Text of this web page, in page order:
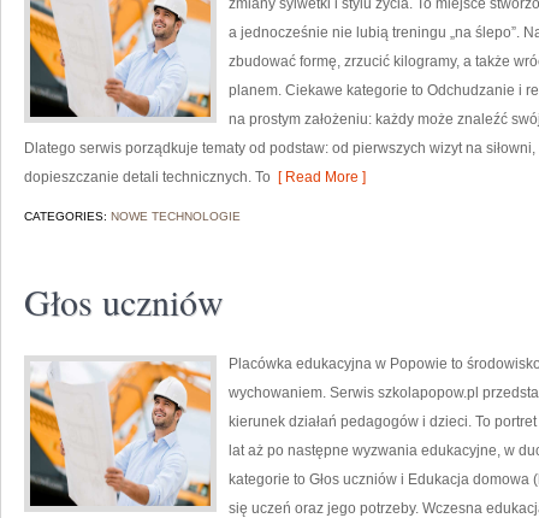
zmiany sylwetki i stylu życia. To miejsce
a jednocześnie nie lubią treningu „na ślepo”.
zbudować formę, zrzucić kilogramy, a także
planem. Ciekawe kategorie to Odchudzanie i
na prostym założeniu: każdy może znaleźć
Dlatego serwis porządkuje tematy od podstaw: od pierwszych wizyt na
dopieszczanie detali technicznych. To [ Read More ]
CATEGORIES: NOWE TECHNOLOGIE
Głos uczniów
Placówka edukacyjna w Popowie to
wychowaniem. Serwis szkolapopow.pl
kierunek działań pedagogów i dzieci. To
lat aż po następne wyzwania edukacyjne, w
kategorie to Głos uczniów i Edukacja
się uczeń oraz jego potrzeby. Wczesna